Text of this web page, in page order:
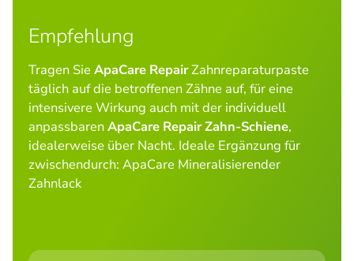
Empfehlung
Tragen Sie ApaCare RepairZahnreparaturpaste
täglich auf die betroffenen Zähne auf, für eine
intensivere Wirkung auch mit der individuell
anpassbarenApaCare Repair Zahn-Schiene,
idealerweise über Nacht. Ideale Ergänzung für
zwischendurch: ApaCare Mineralisierender
Zahnlack